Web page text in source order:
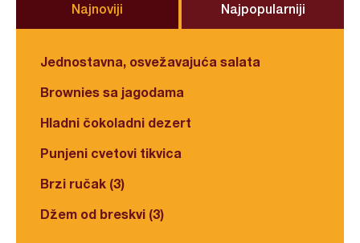
Najnoviji Najpopularniji
Jednostavna, osvežavajuća salata
Brownies sa jagodama
Hladni čokoladni dezert
Punjeni cvetovi tikvica
Brzi ručak (3)
Džem od breskvi (3)